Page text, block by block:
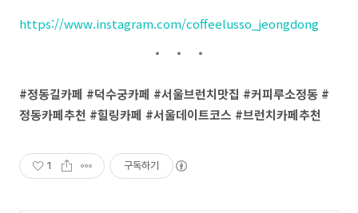
https://www.instagram.com/coffeelusso_jeongdong
#정동길카페 #덕수궁카페 #서울브런치맛집 #커피루소정동 #
정동카페추천 #힐링카페 #서울데이트코스 #브런치카페추천
1 구독하기